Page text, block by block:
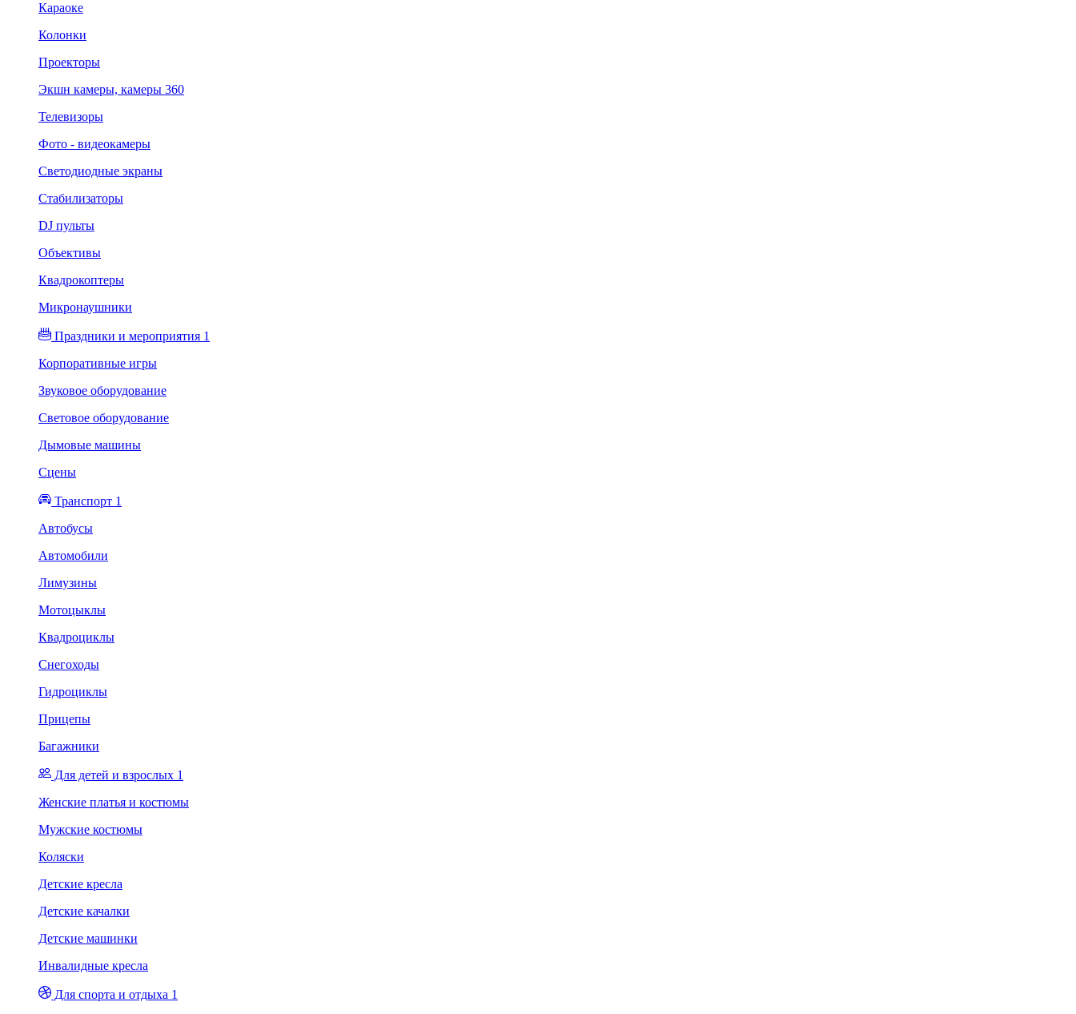
Караоке
Колонки
Проекторы
Экшн камеры, камеры 360
Телевизоры
Фото - видеокамеры
Светодиодные экраны
Стабилизаторы
DJ пульты
Объективы
Квадрокоптеры
Микронаушники
Праздники и мероприятия 1
Корпоративные игры
Звуковое оборудование
Световое оборудование
Дымовые машины
Сцены
Транспорт 1
Автобусы
Автомобили
Лимузины
Мотоцыклы
Квадроциклы
Снегоходы
Гидроциклы
Прицепы
Багажники
Для детей и взрослых 1
Женские платья и костюмы
Мужские костюмы
Коляски
Детские кресла
Детские качалки
Детские машинки
Инвалидные кресла
Для спорта и отдыха 1